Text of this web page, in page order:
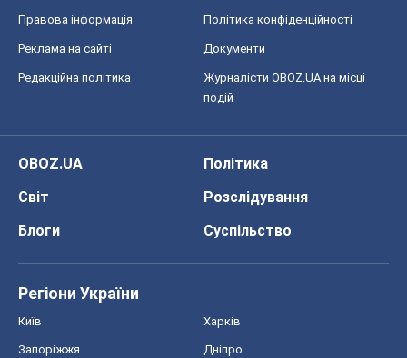
Правова інформація Політика конфіденційності
Реклама на сайті Документи
Редакційна політика
Журналісти OBOZ.UA на місці
подій
OBOZ.UA
Політика
Світ
Розслідування
Блоги
Суспільство
Регіони України
Київ Харків
Запоріжжя Дніпро